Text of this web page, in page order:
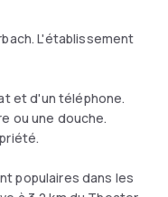
L'établissement
et d'un téléphone.
ou une douche.
populaires dans les